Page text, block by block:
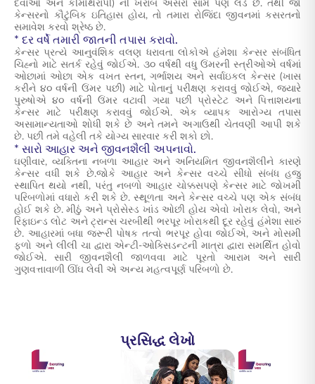
દવાઓ અને કીમોથેરાપી) ની ખરાબ અસરો સામે પણ લડે છે. તેથી જો
કેન્સરનો કૌટુંબિક ઇતિહાસ હોય, તો તમારા રોજિંદા જીવનમાં કસરતનો
સમાવેશ કરવો શ્રેષ્ઠ છે.
* દર વર્ષે તમારી જાતની તપાસ કરાવો.
કેન્સર પ્રત્યે આનુવંશિક વલણ ધરાવતા લોકોએ હંમેશા કેન્સર સંબંધિત
ચિહ્નો માટે સતર્ક રહેવું જોઈએ. ૩૦ વર્ષથી વધુ ઉંમરની સ્ત્રીઓએ વર્ષમાં
ઓછામાં ઓછા એક વખત સ્તન, ગર્ભાશય અને સર્વાઇકલ કેન્સર (ખાસ
કરીને ૪૦ વર્ષની ઉંમર પછી) માટે પોતાનું પરીક્ષણ કરાવવું જોઈએ, જ્યારે
પુરુષોએ ૪૦ વર્ષની ઉંમર વટાવી ગયા પછી પ્રોસ્ટેટ અને પિત્તાશયના
કેન્સર માટે પરીક્ષણ કરાવવું જોઈએ. એક વ્યાપક આરોગ્ય તપાસ
અસામાન્યતાઓ શોધી શકે છે અને તમને અગાઉથી ચેતવણી આપી શકે
છે. પછી તમે વહેલી તકે યોગ્ય સારવાર કરી શકો છો.
* સારો આહાર અને જીવનશૈલી અપનાવો.
ઘણીવાર, વ્યક્તિના નબળા આહાર અને અનિયમિત જીવનશૈલીને કારણે
કેન્સર વધી શકે છે.જોકે આહાર અને કેન્સર વચ્ચે સીધો સંબંધ હજુ
સ્થાપિત થયો નથી, પરંતુ નબળો આહાર ચોક્કસપણે કેન્સર માટે જોખમી
પરિબળોમાં વધારો કરી શકે છે. સ્થૂળતા અને કેન્સર વચ્ચે પણ એક સંબંધ
હોઈ શકે છે. મીઠું અને પ્રોસેસ્ડ ખાંડ ઓછી હોય એવો ખોરાક લેવો, અને
રિફાઇન્ડ લોટ અને ટ્રાન્સ ચરબીથી ભરપૂર ખોરાકથી દૂર રહેવું હંમેશા સારું
છે. આહારમાં બધા જરૂરી પોષક તત્વો ભરપૂર હોવા જોઈએ, અને મોસમી
ફળો અને લીલી ચા દ્વારા એન્ટી-ઓક્સિડન્ટની માત્રા દ્વારા સમર્થિત હોવો
જોઈએ. સારી જીવનશૈલી જાળવવા માટે પૂરતો આરામ અને સારી
ગુણવત્તાવાળી ઊંઘ લેવી એ અન્ય મહત્વપૂર્ણ પરિબળો છે.
પ્રસિદ્ધ લેખો